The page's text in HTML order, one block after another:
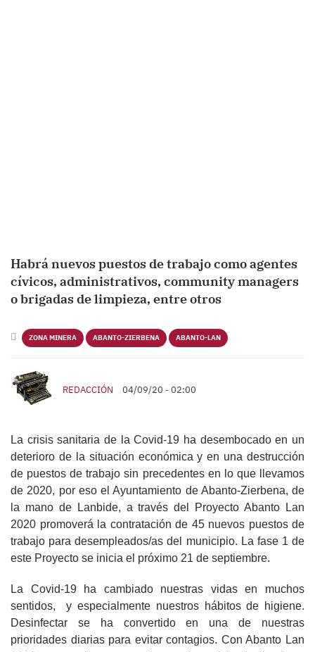
Habrá nuevos puestos de trabajo como agentes
cívicos, administrativos, community managers
o brigadas de limpieza, entre otros
ZONA MINERA ABANTO-ZIERBENA ABANTO-LAN
REDACCIÓN 04/09/20 - 02:00
La crisis sanitaria de la Covid-19 ha desembocado en un
deterioro de la situación económica y en una destrucción
de puestos de trabajo sin precedentes en lo que llevamos
de 2020, por eso el Ayuntamiento de Abanto-Zierbena, de
la mano de Lanbide, a través del Proyecto Abanto Lan
2020 promoverá la contratación de 45 nuevos puestos de
trabajo para desempleados/as del municipio. La fase 1 de
este Proyecto se inicia el próximo 21 de septiembre.
La Covid-19 ha cambiado nuestras vidas en muchos
sentidos, y especialmente nuestros hábitos de higiene.
Desinfectar se ha convertido en una de nuestras
prioridades diarias para evitar contagios. Con Abanto Lan